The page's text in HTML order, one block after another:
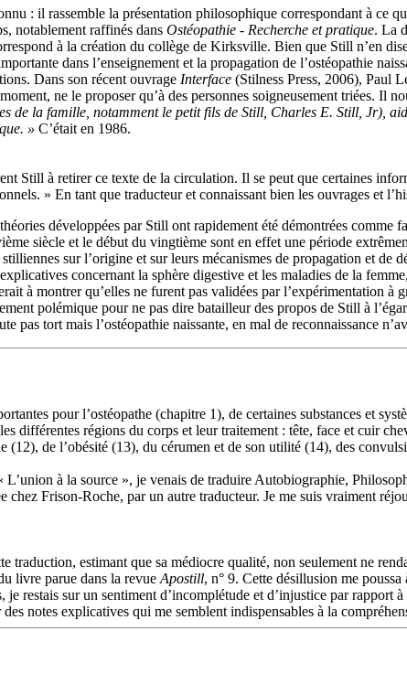
: il rassemble la présentation philosophique correspondant à ce
notablement raffinés dans Ostéopathie - Recherche et pratique. La
à la création du collège de Kirksville. Bien que Still n’en
dans l’enseignement et la propagation de l’ostéopathie
Dans son récent ouvrage Interface (Stilness Press, 2006), Paul
ne le proposer qu’à des personnes soigneusement triées. Il
de la famille, notamment le petit fils de Still, Charles E. Still, Jr),
» C’était en 1986.
Still à retirer ce texte de la circulation. Il se peut que certaines
» En tant que traducteur et connaissant bien les ouvrages et
développées par Still ont rapidement été démontrées comme
siècle et le début du vingtième sont en effet une période
sur l’origine et sur leurs mécanismes de propagation et de
concernant la sphère digestive et les maladies de la
à montrer qu’elles ne furent pas validées par l’expérimentation à
polémique pour ne pas dire batailleur des propos de Still à
pas tort mais l’ostéopathie naissante, en mal de reconnaissance
pour l’ostéopathe (chapitre 1), de certaines substances et
différentes régions du corps et leur traitement : tête, face et cuir
de l’obésité (13), du cérumen et de son utilité (14), des
à la source », je venais de traduire Autobiographie,
Frison-Roche, par un autre traducteur. Je me suis vraiment
traduction, estimant que sa médiocre qualité, non seulement ne
livre parue dans la revue Apostill, n° 9. Cette désillusion me
je restais sur un sentiment d’incomplétude et d’injustice par rapport
notes explicatives qui me semblent indispensables à la